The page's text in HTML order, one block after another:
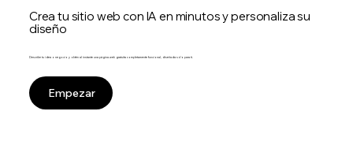
Crea tu sitio web con IA en minutos y personaliza su
diseño
Describe tu idea o negocio y obtén al instante una página web gratuita completamente funcional, diseñada sólo para ti.
Empezar